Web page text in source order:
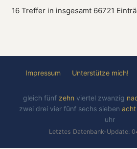
16 Treffer in insgesamt 66721
Impressum Unterstütze mich!
gleich fünf zehn viertel zwanzig
zwei drei vier fünf sechs sieben acht
uhr
Letztes Datenbank-Update: